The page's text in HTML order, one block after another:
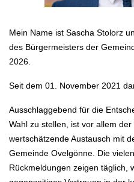
Mein Name ist Sascha Stolorz
des Bürgermeisters der
2026.
Seit dem 01. November 2021
Ausschlaggebend für die
Wahl zu stellen, ist vor allem
wertschätzende Austausch mit
Gemeinde Ovelgönne. Die
Rückmeldungen zeigen täglich,